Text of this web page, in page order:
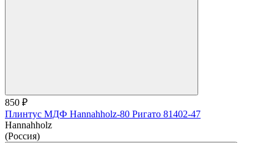
850 ₽
Плинтус МДФ Hannahholz-80 Ригато 81402-47
Hannahholz
(Россия)